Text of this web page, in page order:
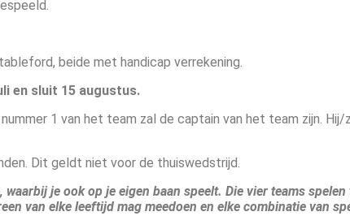
beide met handicap verrekening.
en sluit 15 augustus.
1 van het team zal de captain van het team zijn.
Dit geldt niet voor de thuiswedstrijd.
je ook op je eigen baan speelt. Die vier teams
van elke leeftijd mag meedoen en elke combinatie van